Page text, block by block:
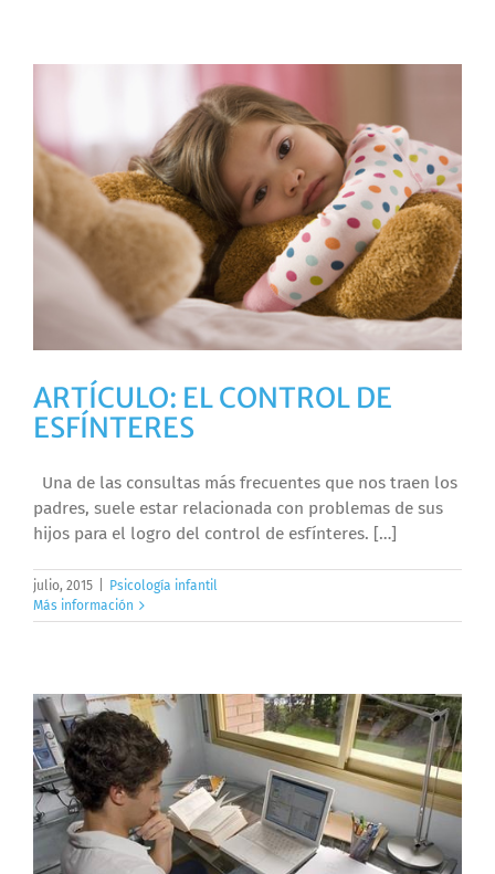
ARTÍCULO: EL CONTROL DE
ESFÍNTERES
Una de las consultas más frecuentes que nos traen los
padres, suele estar relacionada con problemas de sus
hijos para el logro del control de esfínteres. […]
julio, 2015
Psicología infantil
Más información